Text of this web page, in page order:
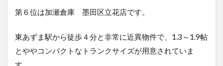
第６位は加瀬倉庫 墨田区立花店です。
東あずま駅から徒歩４分と非常に近異物件で、1.3～1.9帖
とややコンパクトなトランクサイズが用意されていま